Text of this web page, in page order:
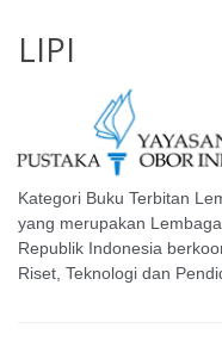
LIPI
Kategori Buku Terbitan
yang merupakan
Republik Indonesia
Riset, Teknologi dan